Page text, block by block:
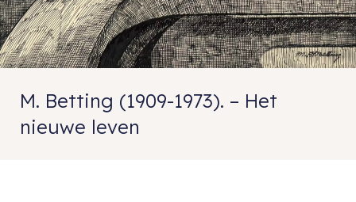
M. Betting (1909-1973). – Het
nieuwe leven